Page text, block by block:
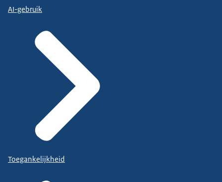
AI-gebruik
Toegankelijkheid